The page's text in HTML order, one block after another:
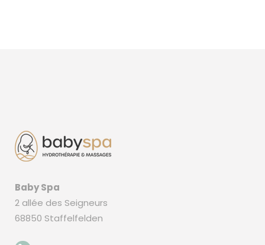
Baby Spa
2 allée des Seigneurs
68850 Staffelfelden